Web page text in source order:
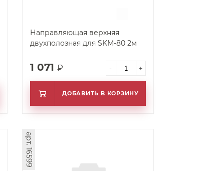
Направляющая верхняя
двухполозная для SKM-80 2м
1 071 ₽ - +
ДОБАВИТЬ В КОРЗИНУ
арт. 16599